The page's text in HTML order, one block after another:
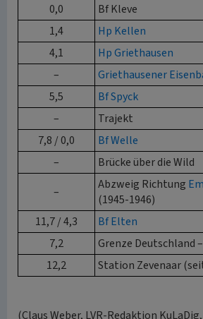
0,0
Bf Kleve
1,4
Hp Kellen
4,1
Hp Griethausen
–
Griethausener
5,5
Bf Spyck
–
Trajekt
7,8 / 0,0
Bf Welle
–
Brücke über die Wild
–
Abzweig Richtung
(1945-1946)
11,7 / 4,3
Bf Elten
7,2
Grenze Deutschland
12,2
Station Zevenaar
(Claus Weber, LVR-Redaktion